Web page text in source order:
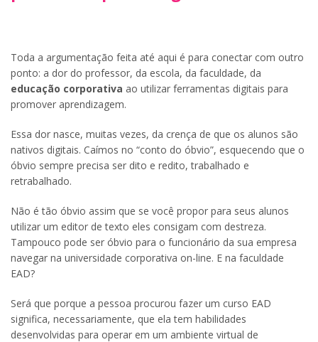
Toda a argumentação feita até aqui é para conectar com outro
ponto: a dor do professor, da escola, da faculdade, da
educação corporativa ao utilizar ferramentas digitais para
promover aprendizagem.
Essa dor nasce, muitas vezes, da crença de que os alunos são
nativos digitais. Caímos no “conto do óbvio”, esquecendo que o
óbvio sempre precisa ser dito e redito, trabalhado e
retrabalhado.
Não é tão óbvio assim que se você propor para seus alunos
utilizar um editor de texto eles consigam com destreza.
Tampouco pode ser óbvio para o funcionário da sua empresa
navegar na universidade corporativa on-line. E na faculdade
EAD?
Será que porque a pessoa procurou fazer um curso EAD
significa, necessariamente, que ela tem habilidades
desenvolvidas para operar em um ambiente virtual de